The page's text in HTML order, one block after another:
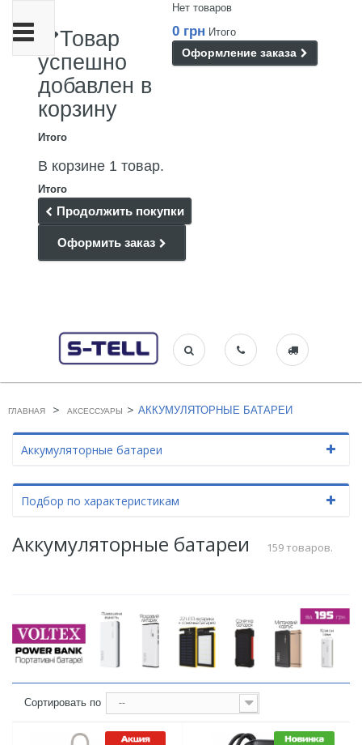
Нет товаров
0 грн Итого
Оформление заказа
Товар
успешно
добавлен в
корзину
Итого
В корзине 1 товар.
Итого
Продолжить покупки
Оформить заказ
Переключить
навигации
ГЛАВНАЯ > АКСЕССУАРЫ > АККУМУЛЯТОРНЫЕ БАТАРЕИ
Аккумуляторные батареи
Подбор по характеристикам
Аккумуляторные батареи 159 товаров.
Сортировать по --